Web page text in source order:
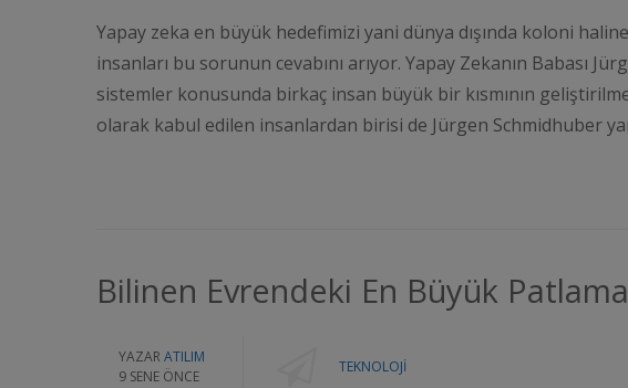
Yapay zeka en büyük hedefimizi yani dünya dışında koloni
insanları bu sorunun cevabını arıyor. Yapay Zekanın Babası
sistemler konusunda birkaç insan büyük bir kısmının
olarak kabul edilen insanlardan birisi de Jürgen Schmidhuber
Bilinen Evrendeki En Büyük
YAZAR ATILIM
9 SENE ÖNCE
TEKNOLOJI